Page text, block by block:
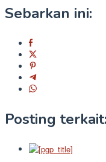
Sebarkan ini:
Posting terkait: